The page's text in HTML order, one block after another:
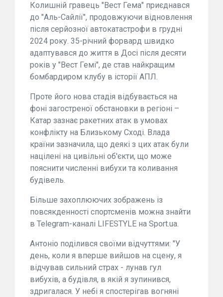
Колишній гравець "Вест Гема" приєднався
до "Аль-Сайлії", продовжуючи відновлення
після серйозної автокатастрофи в грудні
2024 року. 35-річний форвард швидко
адаптувався до життя в Досі після десяти
років у "Вест Гемі", де став найкращим
бомбардиром клубу в історії АПЛ.
Проте його нова стадія відбувається на
фоні загостреної обстановки в регіоні –
Катар зазнає ракетних атак в умовах
конфлікту на Близькому Сході. Влада
країни зазначила, що деякі з цих атак були
націлені на цивільні об'єкти, що може
пояснити численні вибухи та коливання
будівель.
Більше захоплюючих зображень із
повсякденності спортсменів можна знайти
в Telegram-каналі LIFESTYLE на Sport.ua.
Антоніо поділився своїми відчуттями: "У
день, коли я вперше вийшов на сцену, я
відчував сильний страх - лунав гул
вибухів, а будівля, в якій я зупинився,
здригалася. У небі я спостерігав вогняні